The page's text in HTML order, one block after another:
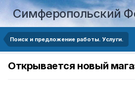
Симферопольский
Поиск и предложение работы. Услуги.
Открывается новый